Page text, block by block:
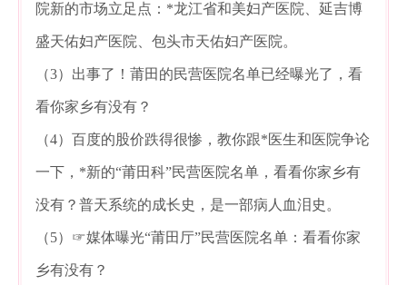
院新的市场立足点：*龙江省和美妇产医院、延吉博
盛天佑妇产医院、包头市天佑妇产医院。
（3）出事了！莆田的民营医院名单已经曝光了，看
看你家乡有没有？
（4）百度的股价跌得很惨，教你跟*医生和医院争论
一下，*新的“莆田科”民营医院名单，看看你家乡有
没有？普天系统的成长史，是一部病人血泪史。
（5）☞媒体曝光“莆田厅”民营医院名单：看看你家
乡有没有？